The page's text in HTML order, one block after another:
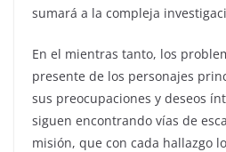
sumará a la compleja
En el mientras tanto, los
presente de los personajes
sus preocupaciones y deseos
siguen encontrando vías de
misión, que con cada hallazgo